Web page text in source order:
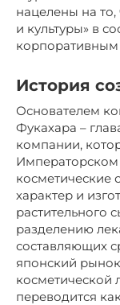
нацелены на
и культуры» в
История
Основателем
Фукахара –
компании,
косметические
характер и
растительного
разделению
составляющих
японский
косметической
переводится